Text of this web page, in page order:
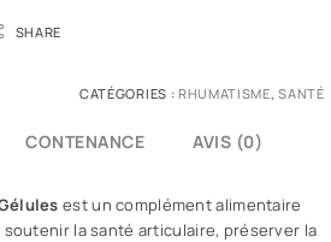
SHARE
CATÉGORIES : RHUMATISME,SANTÉ
CONTENANCE AVIS (0)
est uncomplément alimentaire
soutenir lasanté articulaire, préserver la